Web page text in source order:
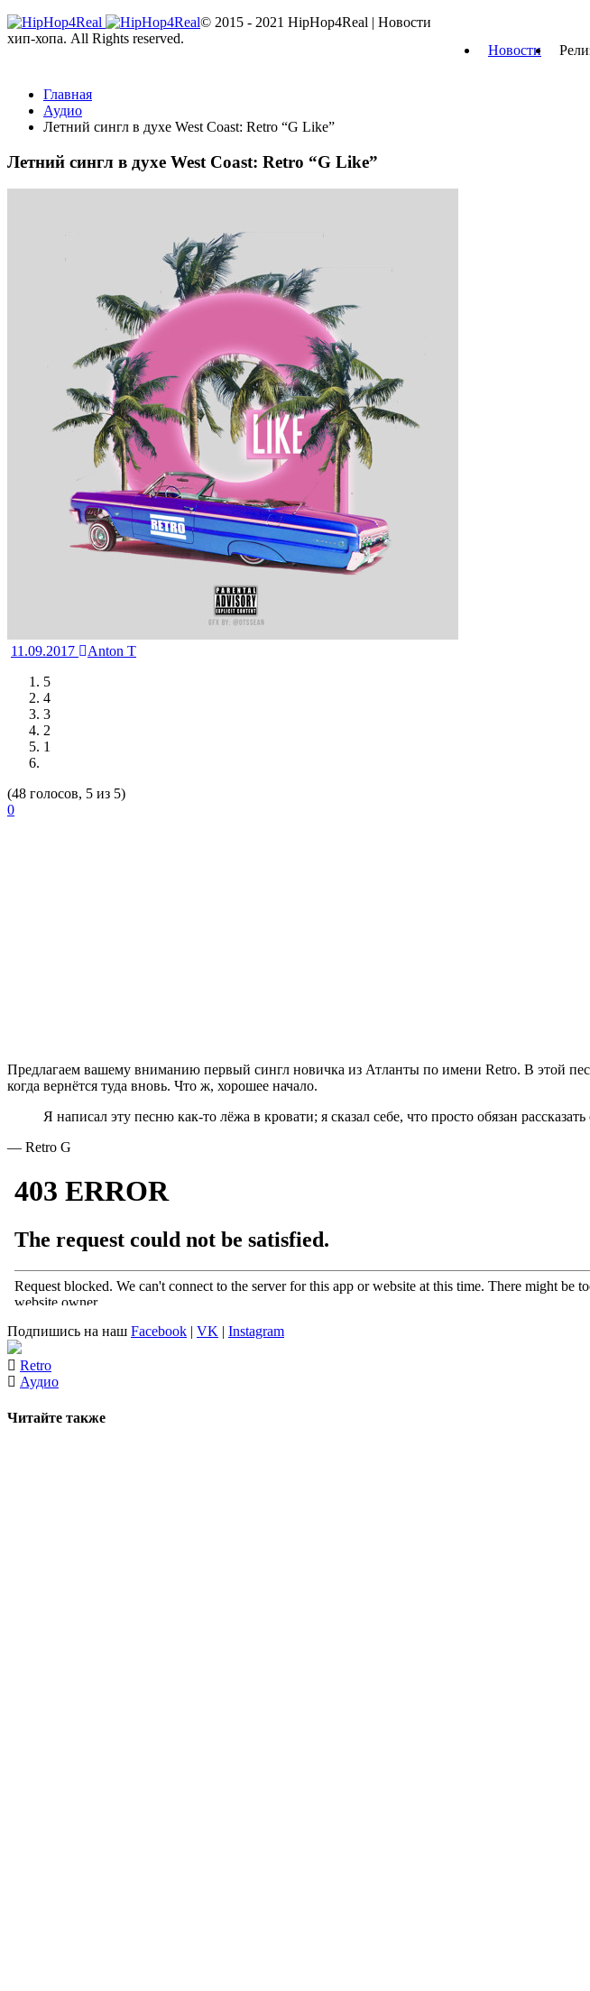
Новости
Главная
Аудио
Летний сингл в духе West Coast: Retro “G Like”
Летний сингл в духе West Coast: Retro “G Like”
11.09.2017
Anton T
5
4
3
2
1
(48 голосов, 5 из 5)
0
Предлагаем вашему вниманию первый сингл новичка из Атланты по имени Retro. В этой
когда вернётся туда вновь. Что ж, хорошее начало.
Я написал эту песню как-то лёжа в кровати; я сказал себе, что просто обязан
— Retro G
Подпишись на наш Facebook | VK | Instagram
Retro
Аудио
Читайте также
© 2015 - 2021 HipHop4Real | Новости
хип-хопа. All Rights reserved.